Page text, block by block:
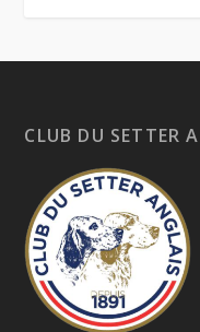
CLUB DU SETTER